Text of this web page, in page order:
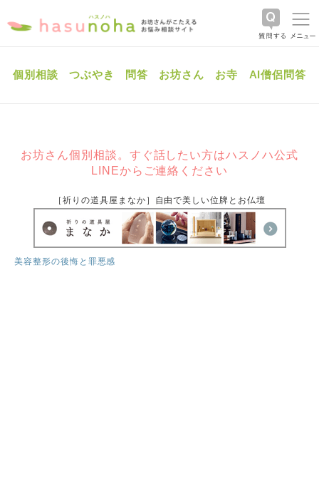
個別相談 つぶやき 問答 お坊さん お寺 AI僧侶問答
お坊さん個別相談。すぐ話したい方はハスノハ公式
LINEからご連絡ください
［祈りの道具屋まなか］自由で美しい位牌とお仏壇
美容整形の後悔と罪悪感